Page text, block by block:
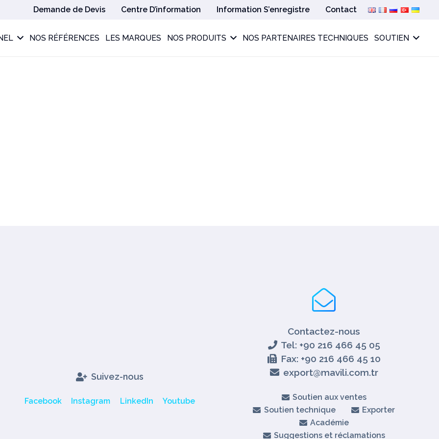
Demande de Devis Centre D’information Information S’enregistre Contact
NOS RÉFÉRENCES LES MARQUES NOS PRODUITS NOS PARTENAIRES TECHNIQUES SOUTIEN
Suivez-nous
Facebook Instagram LinkedIn Youtube
Contactez-nous
Tel: +90 216 466 45 05
Fax: +90 216 466 45 10
export@mavili.com.tr
Soutien aux ventes
Soutien technique
Exporter
Académie
Suggestions et réclamations